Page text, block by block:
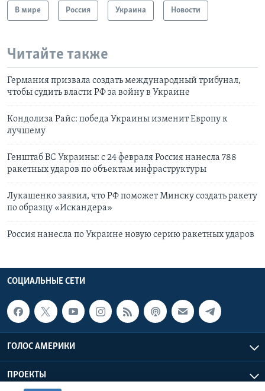
В мире Россия Украина Новости
Читайте также
Германия призвала создать международный трибунал,
чтобы судить власти РФ за войну в Украине
Кондолиза Райс: победа Украины изменит Европу к
лучшему
Генштаб ВС Украины: с 24 февраля Россия нанесла 788
ракетных ударов по объектам инфраструктуры
Лукашенко заявил, что РФ поможет Минску создать ракету
по образцу «Искандера»
Россия нанесла по Украине новую серию ракетных ударов
СОЦИАЛЬНЫЕ СЕТИ
ГОЛОС АМЕРИКИ
ПРОЕКТЫ